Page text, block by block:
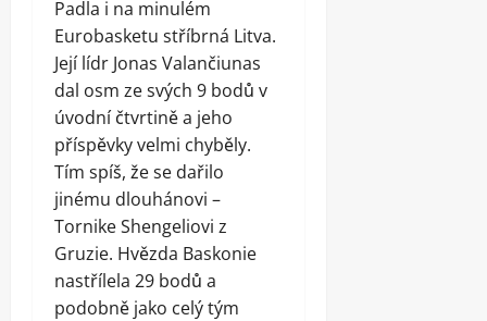
Padla i na minulém
Eurobasketu stříbrná Litva.
Její lídr Jonas Valančiunas
dal osm ze svých 9 bodů v
úvodní čtvrtině a jeho
příspěvky velmi chyběly.
Tím spíš, že se dařilo
jinému dlouhánovi –
Tornike Shengeliovi z
Gruzie. Hvězda Baskonie
nastřílela 29 bodů a
podobně jako celý tým